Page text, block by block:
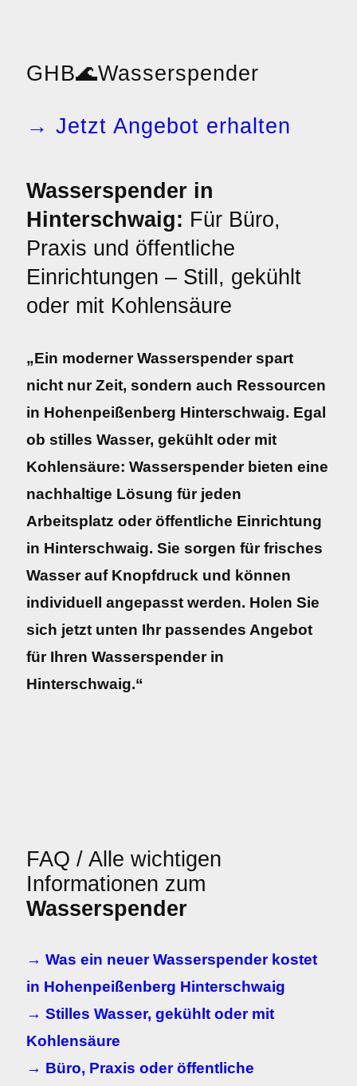
GHB🌊Wasserspender
→ Jetzt Angebot erhalten
Wasserspender in
Hinterschwaig: Für Büro,
Praxis und öffentliche
Einrichtungen – Still, gekühlt
oder mit Kohlensäure
„Ein moderner Wasserspender spart
nicht nur Zeit, sondern auch Ressourcen
in Hohenpeißenberg Hinterschwaig. Egal
ob stilles Wasser, gekühlt oder mit
Kohlensäure: Wasserspender bieten eine
nachhaltige Lösung für jeden
Arbeitsplatz oder öffentliche Einrichtung
in Hinterschwaig. Sie sorgen für frisches
Wasser auf Knopfdruck und können
individuell angepasst werden. Holen Sie
sich jetzt unten Ihr passendes Angebot
für Ihren Wasserspender in
Hinterschwaig.“
FAQ / Alle wichtigen
Informationen zum
Wasserspender
→ Was ein neuer Wasserspender kostet
in Hohenpeißenberg Hinterschwaig
→ Stilles Wasser, gekühlt oder mit
Kohlensäure
→ Büro, Praxis oder öffentliche